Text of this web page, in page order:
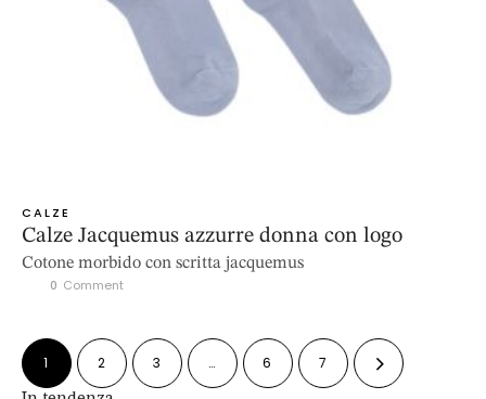
CALZE
Calze Jacquemus azzurre donna con logo
Cotone morbido con scritta jacquemus
0 Comment
1 2 3 … 6 7